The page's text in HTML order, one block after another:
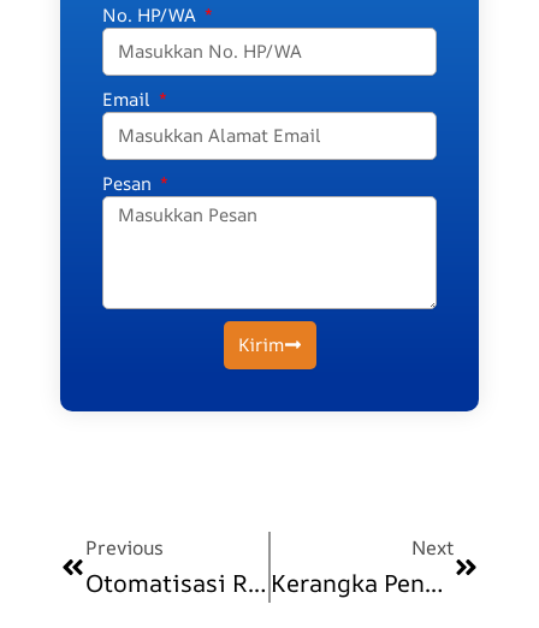
No. HP/WA
Email
Pesan
Kirim
Prev
Previous
Otomatisasi Rekonsiliasi Dan Pelaporan SPPG
Next
Kerangka Pengendalian Keuangan SPPG Untuk Pengurus
Next